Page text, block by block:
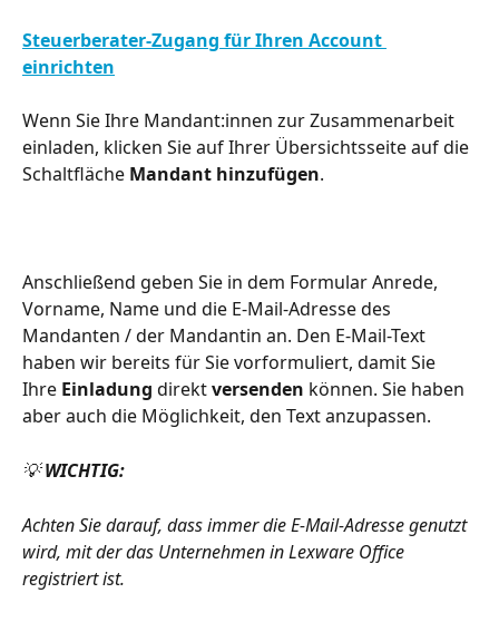
Steuerberater-Zugang für Ihren Account
einrichten
Wenn Sie Ihre Mandant:innen zur Zusammenarbeit
einladen, klicken Sie auf Ihrer Übersichtsseite auf die
Schaltfläche Mandant hinzufügen.
Anschließend geben Sie in dem Formular Anrede,
Vorname, Name und die E-Mail-Adresse des
Mandanten / der Mandantin an. Den E-Mail-Text
haben wir bereits für Sie vorformuliert, damit Sie
Ihre Einladung direkt versenden können. Sie haben
aber auch die Möglichkeit, den Text anzupassen.
💡 WICHTIG:
Achten Sie darauf, dass immer die E-Mail-Adresse genutzt
wird, mit der das Unternehmen in Lexware Office
registriert ist.